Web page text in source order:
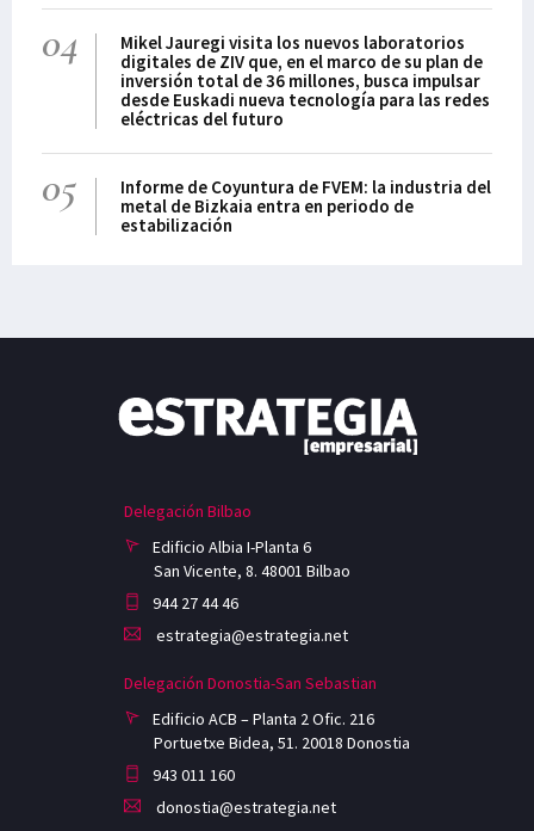
04
Mikel Jauregi visita los nuevos laboratorios
digitales de ZIV que, en el marco de su plan de
inversión total de 36 millones, busca impulsar
desde Euskadi nueva tecnología para las redes
eléctricas del futuro
05
Informe de Coyuntura de FVEM: la industria del
metal de Bizkaia entra en periodo de
estabilización
Delegación Bilbao
Edificio Albia I-Planta 6
San Vicente, 8. 48001 Bilbao
944 27 44 46
estrategia@estrategia.net
Delegación Donostia-San Sebastian
Edificio ACB – Planta 2 Ofic. 216
Portuetxe Bidea, 51. 20018 Donostia
943 011 160
donostia@estrategia.net